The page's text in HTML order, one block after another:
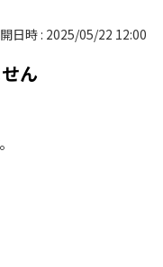
日時 : 2025/05/22 12:00
ん